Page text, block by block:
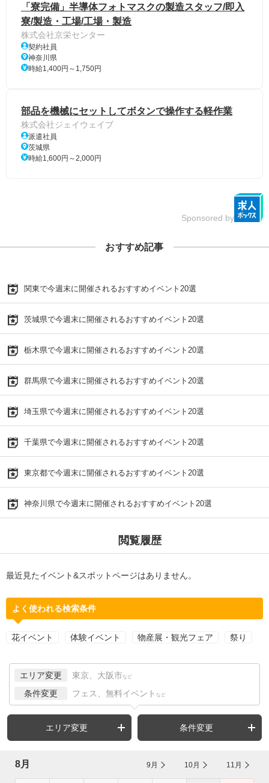
「寮完備」半導体フォトマスクの製造スタッフ/即入
寮/製造・工場/工場・製造
株式会社京栄センター
契約社員
神奈川県
時給1,400円～1,750円
部品を機械にセットしてボタンで操作する軽作業
株式会社ジェイウェイブ
派遣社員
茨城県
時給1,600円～2,000円
Sponsored by
おすすめ記事
関東で今週末に開催されるおすすめイベント20選
茨城県で今週末に開催されるおすすめイベント20選
栃木県で今週末に開催されるおすすめイベント20選
群馬県で今週末に開催されるおすすめイベント20選
埼玉県で今週末に開催されるおすすめイベント20選
千葉県で今週末に開催されるおすすめイベント20選
東京都で今週末に開催されるおすすめイベント20選
神奈川県で今週末に開催されるおすすめイベント20選
閲覧履歴
最近見たイベント&スポットページはありません。
よく使われる検索条件
花イベント 体験イベント 物産展・観光フェア 祭り
エリア変更 東京、大阪市 など
条件変更 フェス、無料イベント など
エリア変更 条件変更
8月 9月 10月 11月